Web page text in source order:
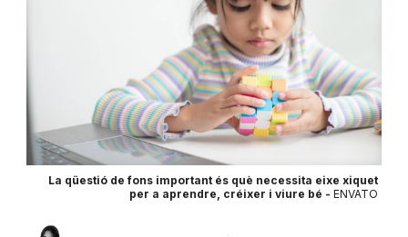
La qüestió de fons important és què necessita eixe xiquet
per a aprendre, créixer i viure bé - ENVATO